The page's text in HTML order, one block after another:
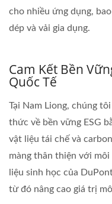
cho nhiều ứng dụng,
dép và vải gia dụng.
Cam Kết Bền
Quốc Tế
Tại Nam Liong, chúng
thức về bền vững ESG
vật liệu tái chế và
màng thân thiện với
liệu sinh học của
từ đó nâng cao giá trị